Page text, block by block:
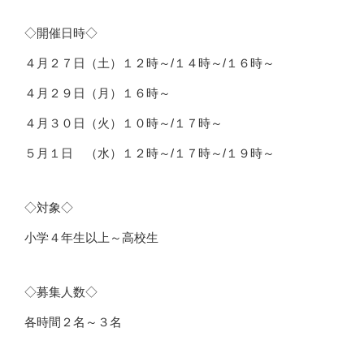
◇開催日時◇
４月２７日（土）１２時～/１４時～/１６時～
４月２９日（月）１６時～
４月３０日（火）１０時～/１７時～
５月１日 （水）１２時～/１７時～/１９時～
◇対象◇
小学４年生以上～高校生
◇募集人数◇
各時間２名～３名